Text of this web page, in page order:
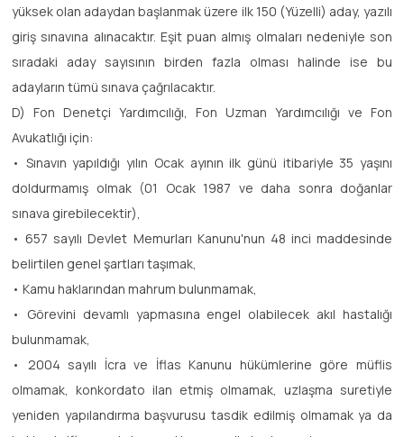
yüksek olan adaydan başlanmak üzere ilk 150 (Yüzelli) aday, yazılı
giriş sınavına alınacaktır. Eşit puan almış olmaları nedeniyle son
sıradaki aday sayısının birden fazla olması halinde ise bu
adayların tümü sınava çağrılacaktır.
D) Fon Denetçi Yardımcılığı, Fon Uzman Yardımcılığı ve Fon
Avukatlığı için:
• Sınavın yapıldığı yılın Ocak ayının ilk günü itibariyle 35 yaşını
doldurmamış olmak (01 Ocak 1987 ve daha sonra doğanlar
sınava girebilecektir),
• 657 sayılı Devlet Memurları Kanunu'nun 48 inci maddesinde
belirtilen genel şartları taşımak,
• Kamu haklarından mahrum bulunmamak,
• Görevini devamlı yapmasına engel olabilecek akıl hastalığı
bulunmamak,
• 2004 sayılı İcra ve İflas Kanunu hükümlerine göre müflis
olmamak, konkordato ilan etmiş olmamak, uzlaşma suretiyle
yeniden yapılandırma başvurusu tasdik edilmiş olmamak ya da